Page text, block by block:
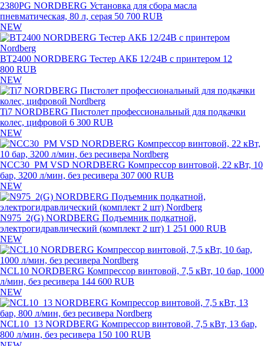
2380PG NORDBERG Установка для сбора масла
пневматическая, 80 л, серая 50 700 RUB
NEW
BT2400 NORDBERG Тестер АКБ 12/24В с принтером 12
800 RUB
NEW
Ti7 NORDBERG Пистолет профессиональный для подкачки
колес, цифровой 6 300 RUB
NEW
NCC30_PM VSD NORDBERG Компрессор винтовой, 22 кВт, 10
бар, 3200 л/мин, без ресивера 307 000 RUB
NEW
N975_2(G) NORDBERG Подъемник подкатной,
электрогидравлический (комплект 2 шт) 1 251 000 RUB
NEW
NCL10 NORDBERG Компрессор винтовой, 7,5 кВт, 10 бар, 1000
л/мин, без ресивера 144 600 RUB
NEW
NCL10_13 NORDBERG Компрессор винтовой, 7,5 кВт, 13 бар,
800 л/мин, без ресивера 150 100 RUB